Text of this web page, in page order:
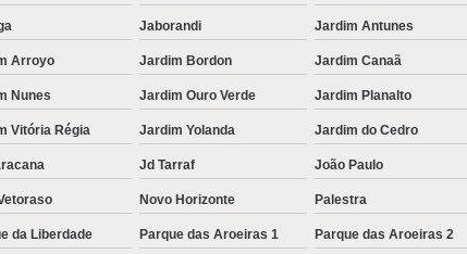
Jaborandi Jardim Antunes
Arroyo Jardim Bordon Jardim Canaã
Nunes Jardim Ouro Verde Jardim Planalto
Vitória Régia Jardim Yolanda Jardim do Cedro
Jd Tarraf João Paulo
Novo Horizonte Palestra
da Liberdade Parque das Aroeiras 1 Parque das Aroeiras 2